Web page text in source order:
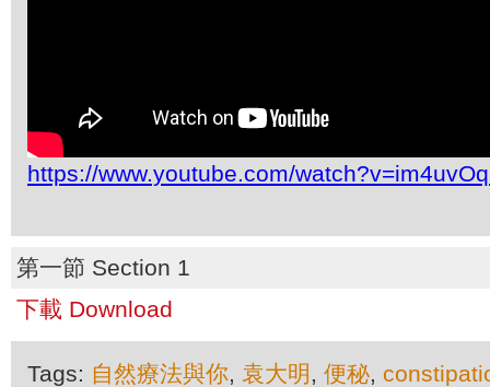
https://www.youtube.com/
第一節 Section 1
下載 Download
Tags: 自然療法與你, 袁大明 , 便秘,